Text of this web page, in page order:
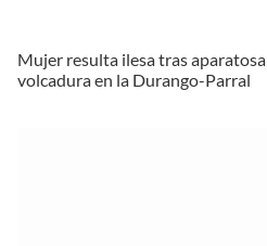
Mujer resulta ilesa tras aparatosa
volcadura en la Durango-Parral